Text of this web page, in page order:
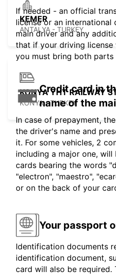
KEMER
ANTALYA - TURKEY
KONYA YHT RAILWAY
KONYA - TURKEY
If needed - an official
license or an
main driver and any
that if your driving license
you must bring both parts
Credit card in
name of the
In case of prepayment,
the driver's name and
it. For some vehicles, 2
including a major one, will
cards bearing the words
"electron", "maestro",
or on the back of your
Your passport
Identification documents
identification document,
card will also be required.